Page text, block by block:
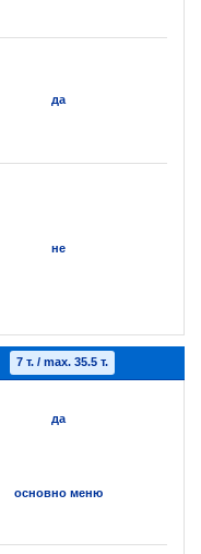
да
не
7 т. / max. 35.5 т.
да
основно меню